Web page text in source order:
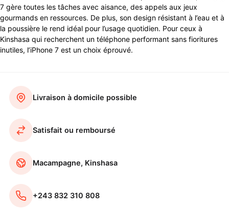
7 gère toutes les tâches avec aisance, des appels aux jeux
gourmands en ressources. De plus, son design résistant à l’eau et à
la poussière le rend idéal pour l’usage quotidien. Pour ceux à
Kinshasa qui recherchent un téléphone performant sans fioritures
inutiles, l’iPhone 7 est un choix éprouvé.
Livraison à domicile possible
Satisfait ou remboursé
Macampagne, Kinshasa
+243 832 310 808